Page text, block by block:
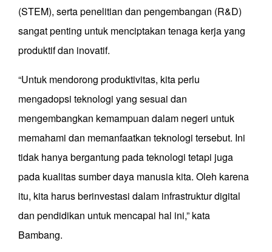
(STEM), serta penelitian dan pengembangan (R&D)
sangat penting untuk menciptakan tenaga kerja yang
produktif dan inovatif.
“Untuk mendorong produktivitas, kita perlu
mengadopsi teknologi yang sesuai dan
mengembangkan kemampuan dalam negeri untuk
memahami dan memanfaatkan teknologi tersebut. Ini
tidak hanya bergantung pada teknologi tetapi juga
pada kualitas sumber daya manusia kita. Oleh karena
itu, kita harus berinvestasi dalam infrastruktur digital
dan pendidikan untuk mencapai hal ini,” kata
Bambang.